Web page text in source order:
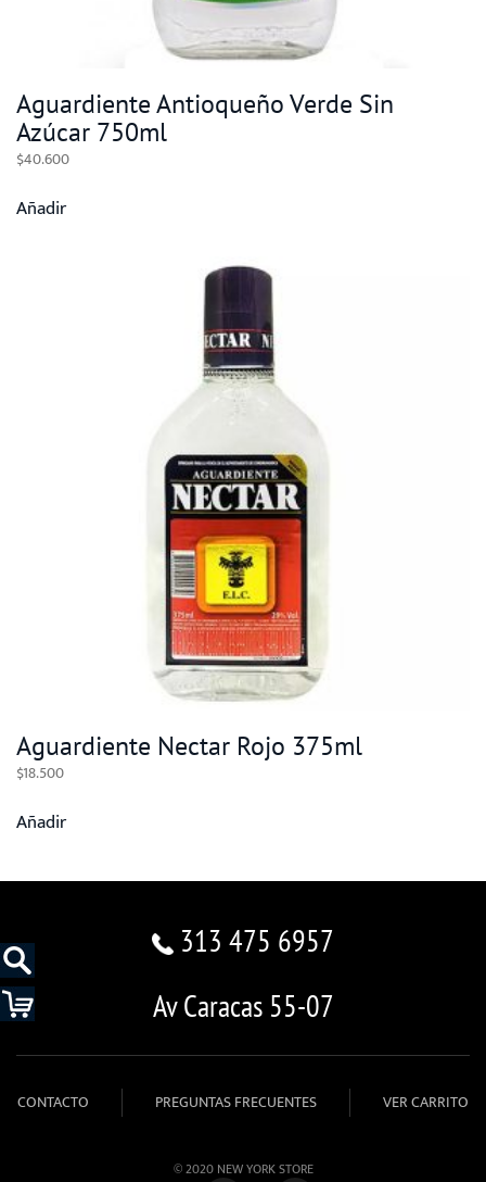
Aguardiente Antioqueño Verde Sin
Azúcar 750ml
$40.600
Añadir
Aguardiente Nectar Rojo 375ml
$18.500
Añadir
313 475 6957
Av Caracas 55-07
CONTACTO PREGUNTAS FRECUENTES VER CARRITO
© 2020 NEW YORK STORE